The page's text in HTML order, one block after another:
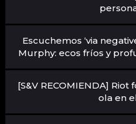
Escuchemos ‘via
Murphy: ecos fríos y
[S&V RECOMIENDA]
ola en